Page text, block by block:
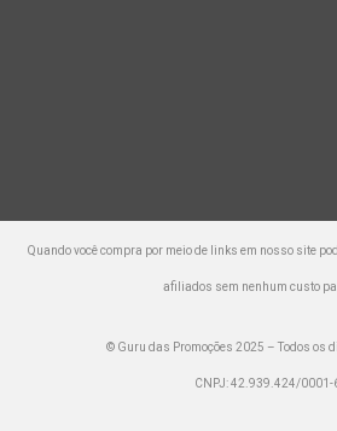
Quando você compra por meio de links em nosso site
afiliados sem nenhum custo
© Guru das Promoções 2025 – Todos os
CNPJ: 42.939.424/0001-